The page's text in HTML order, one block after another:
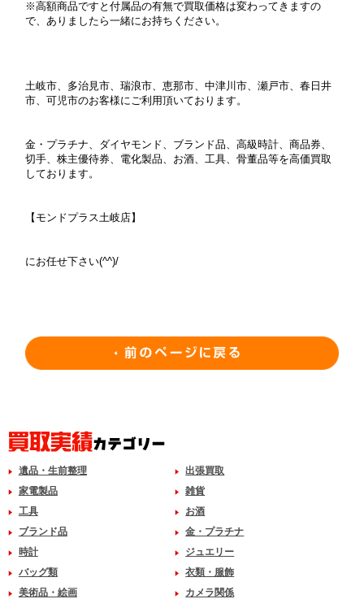
※高額商品ですと付属品の有無で買取価格は変わってきますの
で、ありましたら一緒にお持ちください。
土岐市、多治見市、瑞浪市、恵那市、中津川市、瀬戸市、春日井
市、可児市のお客様にご利用頂いております。
金・プラチナ、ダイヤモンド、ブランド品、高級時計、商品券、
切手、株主優待券、電化製品、お酒、工具、骨董品等を高価買取
しております。
【モンドプラス土岐店】
にお任せ下さい(^^)/
遺品・生前整理
出張買取
家電製品
雑貨
工具
お酒
ブランド品
金・プラチナ
時計
ジュエリー
バッグ類
衣類・服飾
美術品・絵画
カメラ関係